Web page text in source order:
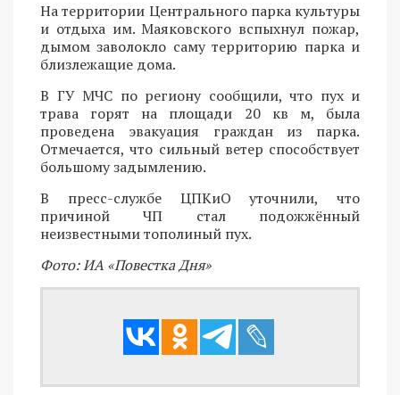
На территории Центрального парка культуры
и отдыха им. Маяковского вспыхнул пожар,
дымом заволокло саму территорию парка и
близлежащие дома.
В ГУ МЧС по региону сообщили, что пух и
трава горят на площади 20 кв м, была
проведена эвакуация граждан из парка.
Отмечается, что сильный ветер способствует
большому задымлению.
В пресс-службе ЦПКиО уточнили, что
причиной ЧП стал подожжённый
неизвестными тополиный пух.
Фото: ИА «Повестка Дня»